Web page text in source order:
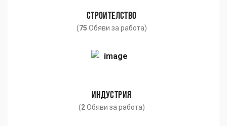
СТРОИТЕЛСТВО
(75 Обяви за работа)
ИНДУСТРИЯ
(2Обяви за работа)